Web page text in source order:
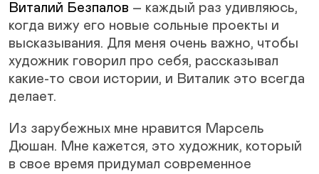
Виталий Безпалов – каждый раз удивляюсь,
когда вижу его новые сольные проекты и
высказывания. Для меня очень важно, чтобы
художник говорил про себя, рассказывал
какие-то свои истории, и Виталик это всегда
делает.
Из зарубежных мне нравится Марсель
Дюшан. Мне кажется, это художник, который
в свое время придумал современное